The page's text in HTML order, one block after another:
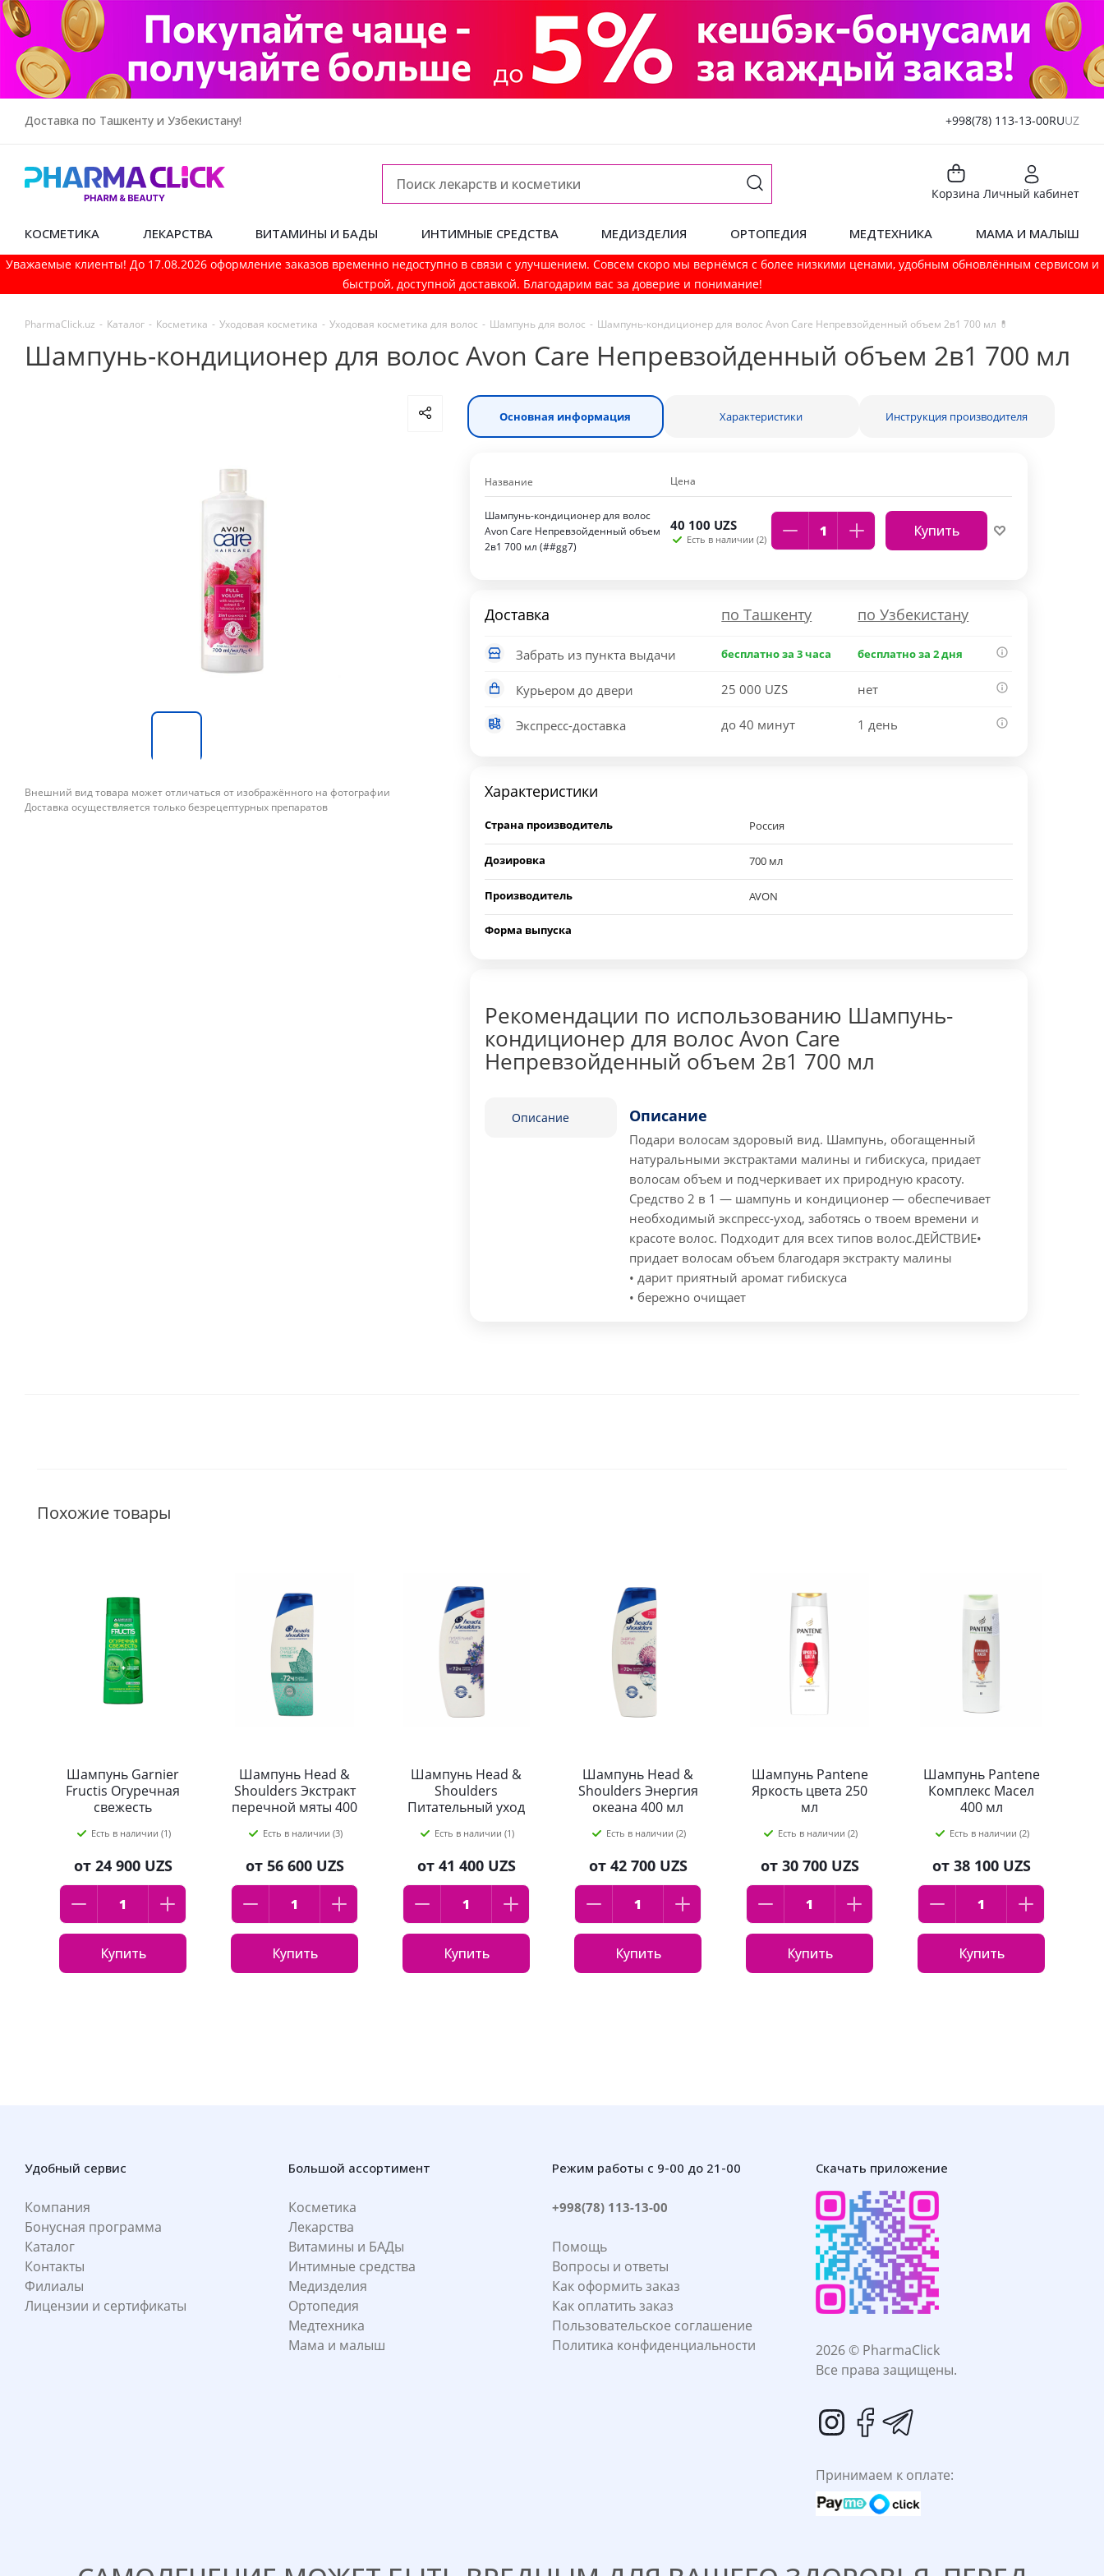
Доставка по Ташкенту и Узбекистану! +998(78) 113-13-00RUUZ
Корзина Личный кабинет
КОСМЕТИКА ЛЕКАРСТВА ВИТАМИНЫ И БАДЫ ИНТИМНЫЕ СРЕДСТВА МЕДИЗДЕЛИЯ ОРТОПЕДИЯ МЕДТЕХНИКА МАМА И МАЛЫШ
Уважаемые клиенты! До 17.08.2026 оформление заказов временно недоступно в связи с улучшением. Совсем скоро мы вернёмся с более низкими ценами, удобным обновлённым сервисом и
быстрой, доступной доставкой. Благодарим вас за доверие и понимание!
PharmaСlick.uz - Каталог - Косметика - Уходовая косметика - Уходовая косметика для волос - Шампунь для волос - Шампунь-кондиционер для волос Avon Care Непревзойденный объем 2в1 700 мл 💊
Шампунь-кондиционер для волос Avon Care Непревзойденный объем 2в1 700 мл
Внешний вид товара может отличаться от изображённого на фотографии
Доставка осуществляется только безрецептурных препаратов
Основная информация Характеристики Инструкция производителя
Название Цена
Шампунь-кондиционер для волос
Avon Care Непревзойденный объем
2в1 700 мл (##gg7)
40 100 UZS
Есть в наличии (2) Купить
Доставка по Ташкенту по Узбекистану
Забрать из пункта выдачи бесплатно за 3 часа бесплатно за 2 дня
Курьером до двери 25 000 UZS нет
Экспресс-доставка до 40 минут 1 день
Характеристики
Страна производитель Россия
Дозировка 700 мл
Производитель AVON
Форма выпуска
Рекомендации по использованию Шампунь-
кондиционер для волос Avon Care
Непревзойденный объем 2в1 700 мл
Описание Описание
Подари волосам здоровый вид. Шампунь, обогащенный
натуральными экстрактами малины и гибискуса, придает
волосам объем и подчеркивает их природную красоту.
Средство 2 в 1 — шампунь и кондиционер — обеспечивает
необходимый экспресс-уход, заботясь о твоем времени и
красоте волос. Подходит для всех типов волос.ДЕЙСТВИЕ•
придает волосам объем благодаря экстракту малины
• дарит приятный аромат гибискуса
• бережно очищает
Похожие товары
Шампунь Garnier
Fructis Огуречная
свежесть
мл
Есть в наличии (1)
от 24 900 UZS
Купить
Шампунь Head &
Shoulders Экстракт
перечной мяты 400
Есть в наличии (3)
от 56 600 UZS
Купить
Шампунь Head &
Shoulders
Питательный уход
Есть в наличии (1)
от 41 400 UZS
Купить
Шампунь Head &
Shoulders Энергия
океана 400 мл
Есть в наличии (2)
от 42 700 UZS
Купить
Шампунь Pantene
Яркость цвета 250
мл
Есть в наличии (2)
от 30 700 UZS
Купить
Шампунь Pantene
Комплекс Масел
400 мл
Есть в наличии (2)
от 38 100 UZS
Купить
Удобный сервис
Компания
Бонусная программа
Каталог
Контакты
Филиалы
Лицензии и сертификаты
Большой ассортимент
Косметика
Лекарства
Витамины и БАДы
Интимные средства
Медизделия
Ортопедия
Медтехника
Мама и малыш
Режим работы с 9-00 до 21-00
+998(78) 113-13-00
Помощь
Вопросы и ответы
Как оформить заказ
Как оплатить заказ
Пользовательское соглашение
Политика конфиденциальности
Скачать приложение
2026 © PharmaClick
Все права защищены.
Принимаем к оплате: